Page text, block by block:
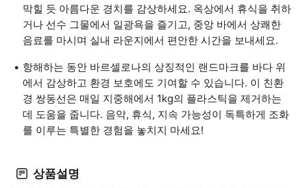
막힐 듯 아름다운 경치를 감상하세요. 옥상에서 휴식을 취하
거나 선수 그물에서 일광욕을 즐기고, 중앙 바에서 상쾌한
음료를 마시며 실내 라운지에서 편안한 시간을 보내세요.
항해하는 동안 바르셀로나의 상징적인 랜드마크를 바다 위
에서 감상하고 환경 보호에도 기여할 수 있습니다. 이 친환
경 쌍동선은 매일 지중해에서 1kg의 플라스틱을 제거하는
데 도움을 줍니다. 음악, 휴식, 지속 가능성이 독특하게 조화
를 이루는 특별한 경험을 놓치지 마세요!
상품설명